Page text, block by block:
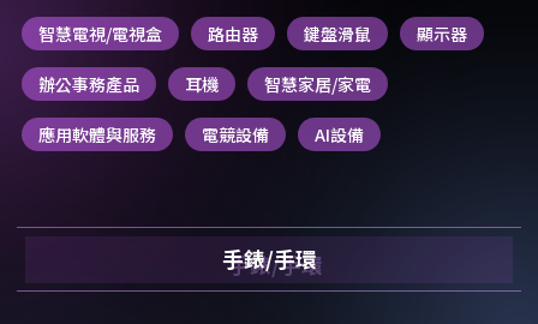
智慧電視/電視盒 路由器 鍵盤滑鼠 顯示器
辦公事務產品 耳機 智慧家居/家電
應用軟體與服務 電競設備 AI設備
手錶/手環